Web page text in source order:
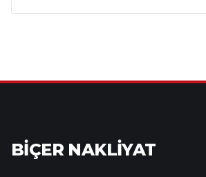
BİÇER NAKLİYAT